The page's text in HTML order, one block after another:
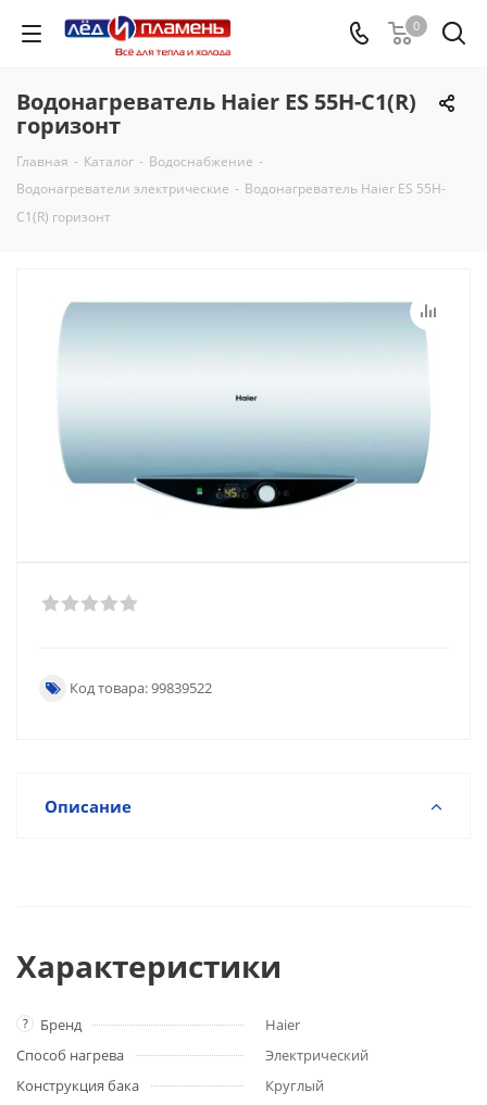
0
Водонагреватель Haier ES 55H-C1(R)
горизонт
Главная - Каталог - Водоснабжение -
Водонагреватели электрические - Водонагреватель Haier ES 55H-
C1(R) горизонт
Код товара: 99839522
Описание
Характеристики
? Бренд
Haier
Способ нагрева
Электрический
Конструкция бака
Круглый